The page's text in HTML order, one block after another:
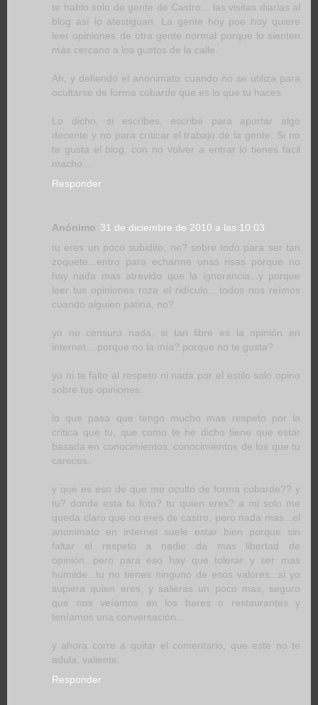
te hablo solo de gente de Castro... las visitas diarias al
blog así lo atestiguan. La gente hoy poe hoy quiere
leer opiniones de otra gente normal porque lo sienten
más cercano a los gustos de la calle.
Ah, y defiendo el anonimato cuando no se utiliza para
ocultarse de forma cobarde que es lo que tu haces.
Lo dicho, si escribes, escribe para aportar algo
decente y no para críticar el trabajo de la gente. Si no
te gusta el blog, con no volver a entrar lo tienes facil
macho...
Responder
Anónimo 31 de diciembre de 2010 a las 10:03
tu eres un poco subidito, no? sobre todo para ser tan
zoquete...entro para echarme unas risas porque no
hay nada mas atrevido que la ignorancia...y porque
leer tus opiniones roza el ridículo....todos nos reímos
cuando alguien patina, no?
yo no censuro nada, si tan libre es la opinión en
internet....porque no la mía? porque no te gusta?
yo ni te falto al respeto ni nada por el estilo solo opino
sobre tus opiniones.
lo que pasa que tengo mucho mas respeto por la
critica que tu, que como te he dicho tiene que estar
basada en conocimientos, conocimientos de los que tu
careces.
y que es eso de que me oculto de forma cobarde?? y
tu? donde esta tu foto? tu quien eres? a mi solo me
queda claro que no eres de castro, pero nada mas...el
anonimato en internet suele estar bien porque sin
faltar el respeto a nadie da mas libertad de
opinión...pero para eso hay que tolerar y ser mas
humilde...tu no tienes ninguno de esos valores...si yo
supiera quien eres, y salieras un poco mas, seguro
que nos veíamos en los bares o restaurantes y
teníamos una conversación...
y ahora corre a quitar el comentario, que este no te
adula, valiente.
Responder